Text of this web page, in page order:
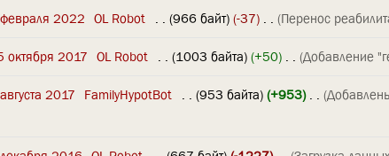
2022 OL Robot . . (966 байт) (-37) . . (Перенос
октября 2017 OL Robot . . (1003 байта) (+50) . . (Добавление
2017 FamilyHypotBot . . (953 байта) (+953)‎ . .